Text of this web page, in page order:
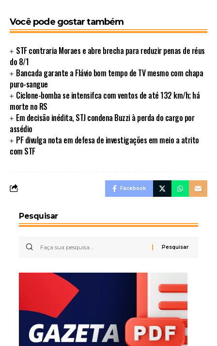
Você pode gostar também
STF contraria Moraes e abre brecha para reduzir penas de réus
do 8/1
Bancada garante a Flávio bom tempo de TV mesmo com chapa
puro-sangue
Ciclone-bomba se intensifca com ventos de até 132 km/h; há
morte no RS
Em decisão inédita, STJ condena Buzzi à perda do cargo por
assédio
PF divulga nota em defesa de investigações em meio a atrito
com STF
Facebook
Pesquisar